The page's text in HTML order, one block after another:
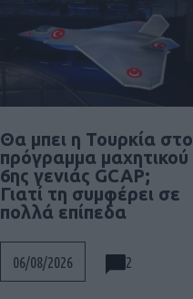
Θα μπει η Τουρκία στο
πρόγραμμα μαχητικού
6ης γενιάς GCAP;
Γιατί τη συμφέρει σε
πολλά επίπεδα
06/08/2026 2